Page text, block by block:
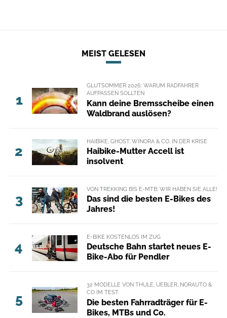
MEIST GELESEN
1
GLUTSOMMER 2026: WARUM RADFAHRER
AUFPASSEN SOLLTEN
Kann deine Bremsscheibe einen
Waldbrand auslösen?
2
HAIBIKE, GHOST, WINORA & CO. IN DER KRISE
Haibike-Mutter Accell ist
insolvent
3
VON TREKKING BIS E-MTB: WIR HABEN SIE ALLE!
Das sind die besten E-Bikes des
Jahres!
4
E-BIKE KOSTENLOS IM ZUG
Deutsche Bahn startet neues E-
Bike-Abo für Pendler
5
32 MODELLE VON THULE, UEBLER, NORAUTO &
CO IM TEST
Die besten Fahrradträger für E-
Bikes, MTBs und Co.